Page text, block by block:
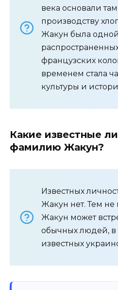
века основали
производству
Жакун была
французских
временем стала
культуры и
Какие известные
фамилию Жакун?
Известных
Жакун нет. Тем
Жакун может
обычных людей, в
известных